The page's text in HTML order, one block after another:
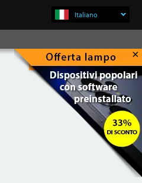
Italiano
Compra Subito ×